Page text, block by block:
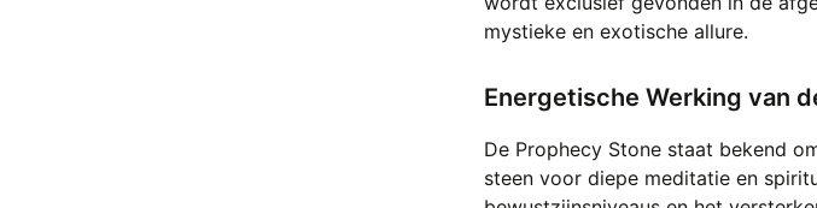
mystieke en exotische allure.
Energetische Werking van
De Prophecy Stone staat bekend
steen voor diepe meditatie en